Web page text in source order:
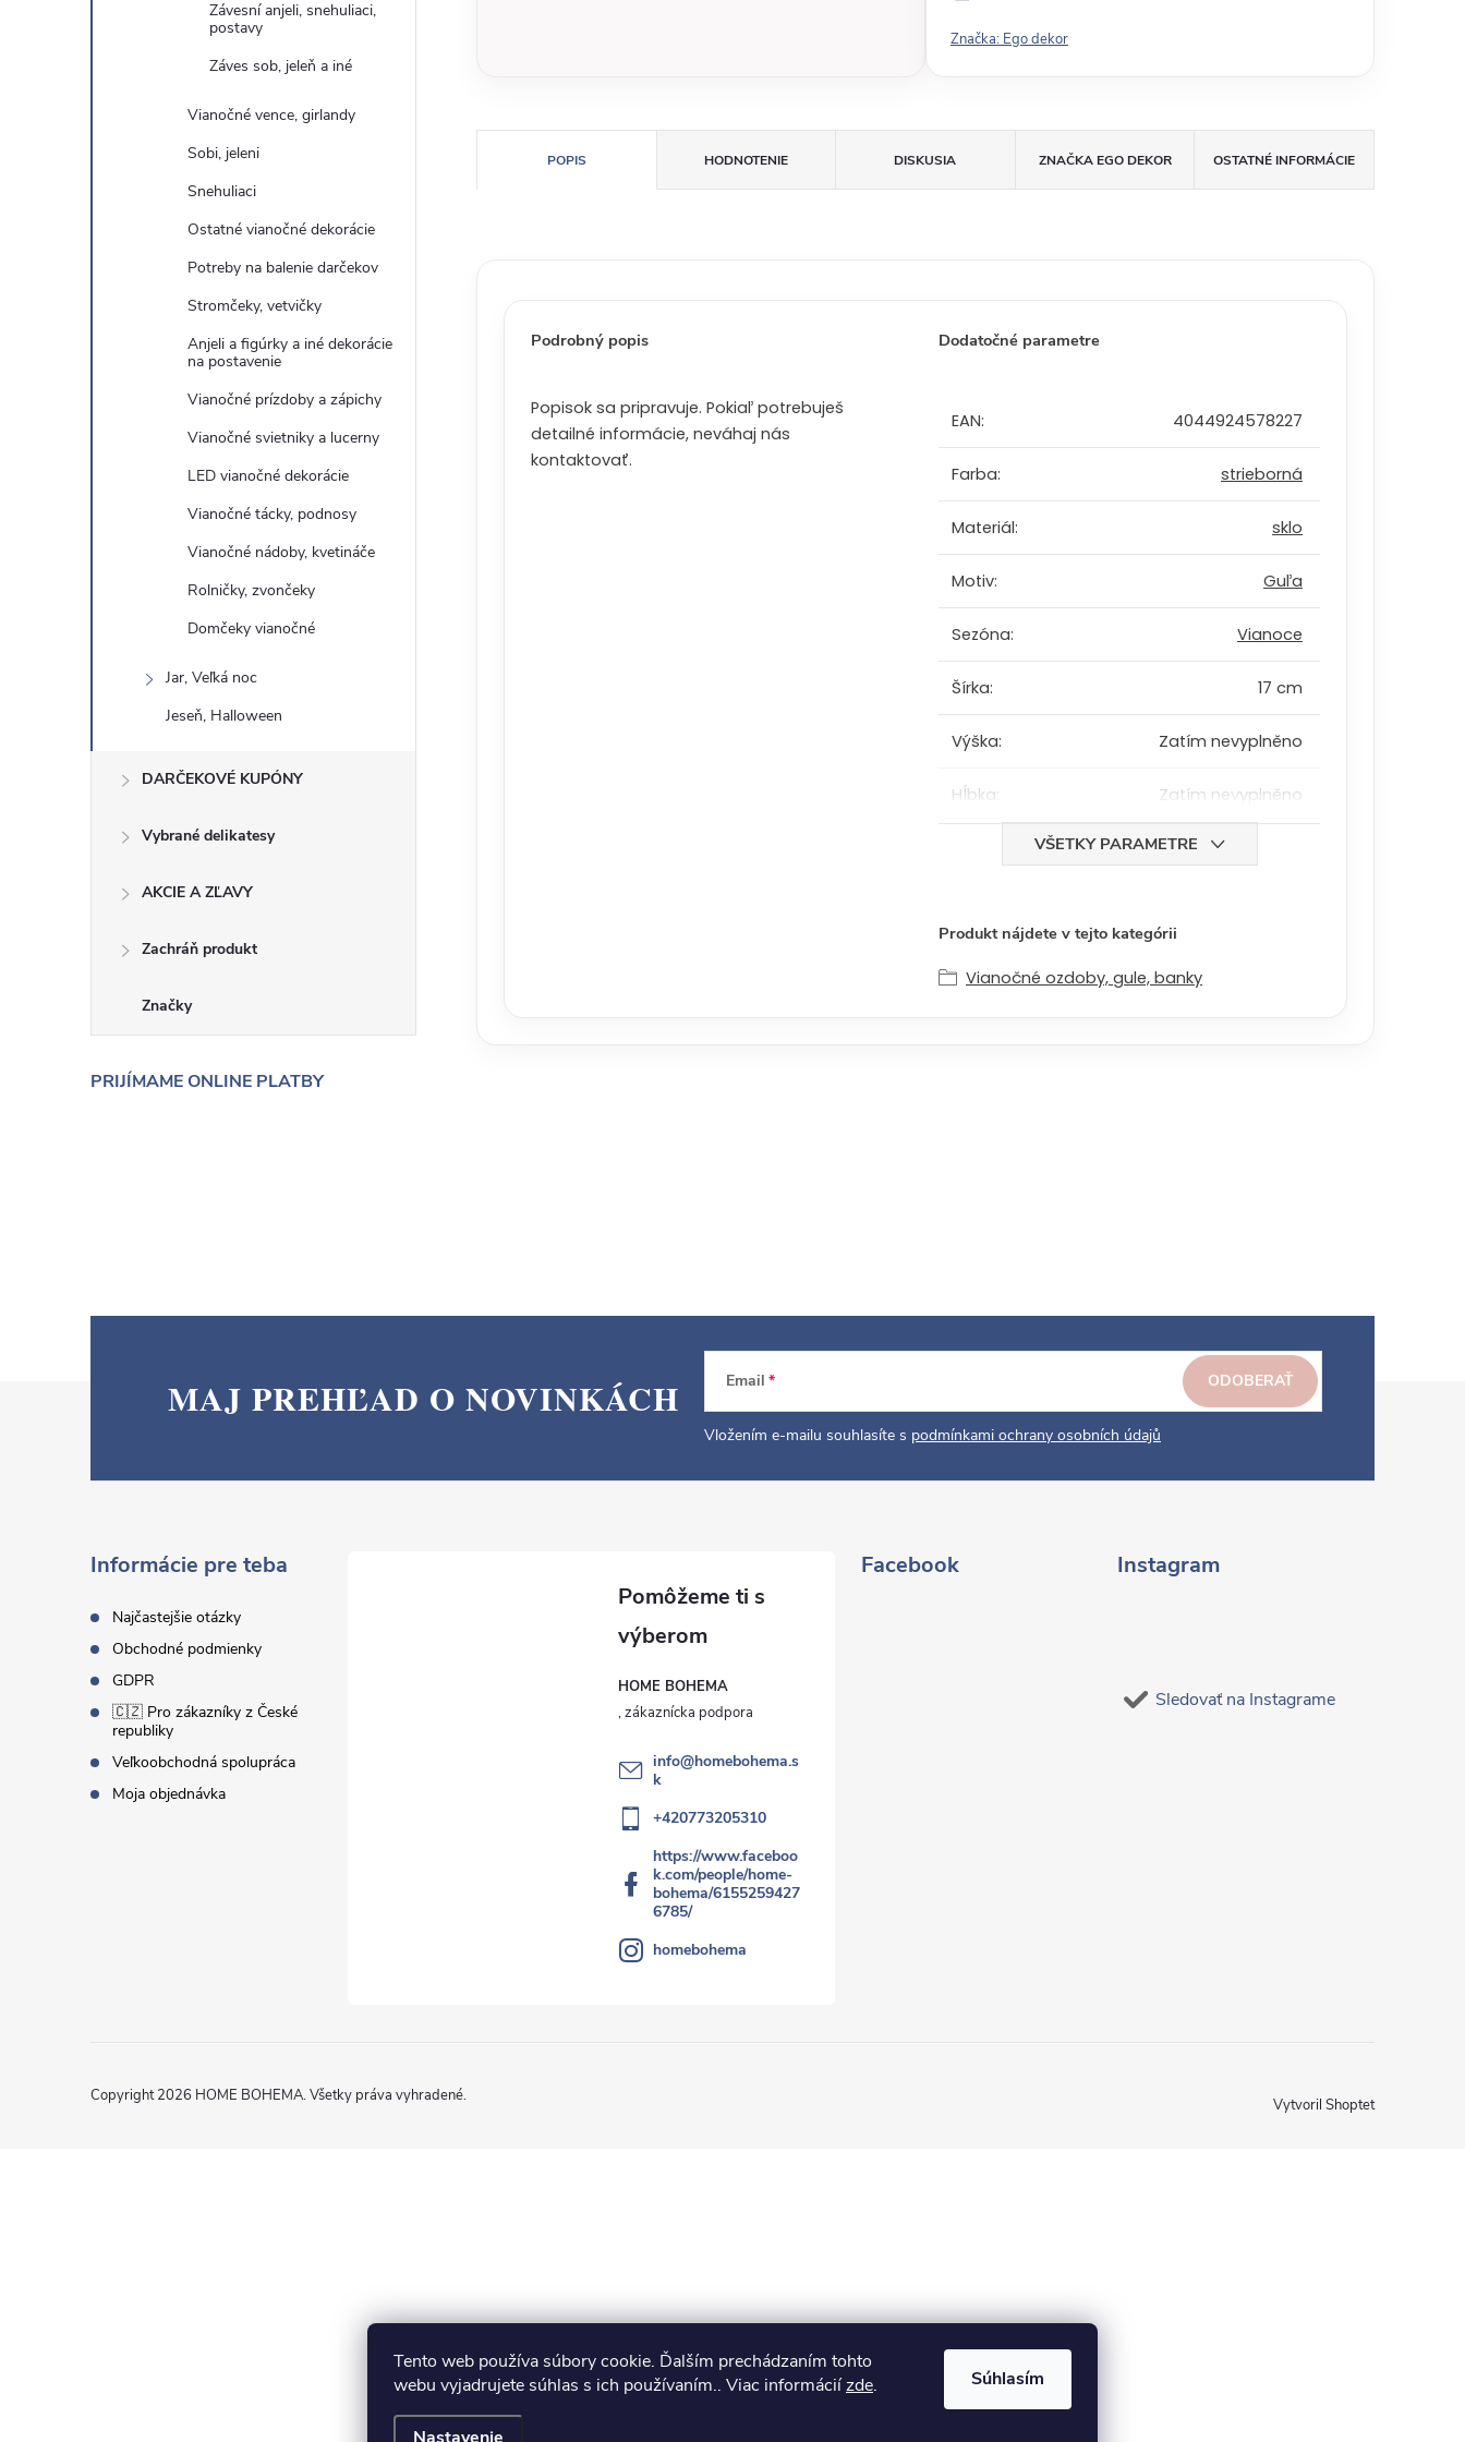
Tento web používa súbory cookie. Ďalším prechádzaním tohto
webu vyjadrujete súhlas s ich používaním.. Viac informáciízde. Súhlasím
Závesní anjeli, snehuliaci,
postavy
Záves sob, jeleň a iné
Vianočné vence, girlandy
Sobi, jeleni
Snehuliaci
Ostatné vianočné dekorácie
Potreby na balenie darčekov
Stromčeky, vetvičky
Anjeli a figúrky a iné dekorácie
na postavenie
Vianočné prízdoby a zápichy
Vianočné svietniky a lucerny
LED vianočné dekorácie
Vianočné tácky, podnosy
Vianočné nádoby, kvetináče
Rolničky, zvončeky
Domčeky vianočné
Jar, Veľká noc
Jeseň, Halloween
DARČEKOVÉ KUPÓNY
Vybrané delikatesy
AKCIE A ZĽAVY
Zachráň produkt
Značky
PRIJÍMAME ONLINE PLATBY
á
n
a
:
Značka: Ego dekor
POPIS HODNOTENIE DISKUSIA ZNAČKAEGO DEKOR OSTATNÉ INFORMÁCIE
Podrobný popis
Popisok sa pripravuje. Pokiaľ potrebuješ
detailné informácie, neváhaj nás
kontaktovať.
Dodatočné parametre
EAN: 4044924578227
Farba: strieborná
Materiál: sklo
Motiv: Guľa
Sezóna: Vianoce
Šírka: 17 cm
Výška: Zatím nevyplněno
Hĺbka: Zatím nevyplněno
VŠETKY PARAMETRE
Produkt nájdete v tejto kategórii
Vianočné ozdoby, gule, banky
MAJ PREHĽAD O NOVINKÁCH Email
Vložením e-mailu souhlasíte s podmínkami ochrany osobních údajů
ODOBERAŤ
Informácie pre teba
Najčastejšie otázky
Obchodné podmienky
GDPR
🇨🇿 Pro zákazníky z České
republiky
Veľkoobchodná spolupráca
Moja objednávka
HOME BOHEMA
info@homebohema.s
k
+420773205310
https://www.faceboo
k.com/people/home-
bohema/6155259427
6785/
homebohema
Facebook Instagram
Sledovať na Instagrame
Vytvoril Shoptet
Copyright 2026 HOME BOHEMA. Všetky práva vyhradené.